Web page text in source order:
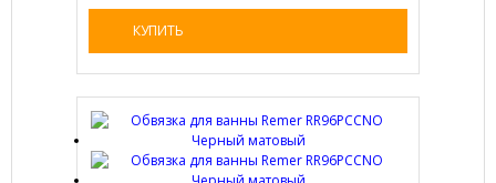
КУПИТЬ